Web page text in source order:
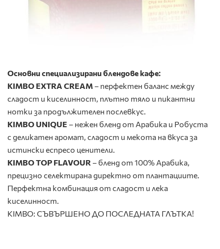
Основни специализирани блендове кафе:
KIMBO EXTRA CREAM – перфектен баланс между
сладост и киселинност, плътно тяло и пикантни
нотки за продължителен послевкус.
KIMBO UNIQUE – нежен бленд от Арабика и Робуста
с деликатен аромат, сладост и мекота на вкуса за
истински еспресо ценители.
KIMBO TOP FLAVOUR – бленд от 100% Арабика,
прецизно селектирана директно от плантациите.
Перфектна комбинация от сладост и лека
киселинност.
KIMBO: СЪВЪРШЕНО ДО ПОСЛЕДНАТА ГЛЪТКА!